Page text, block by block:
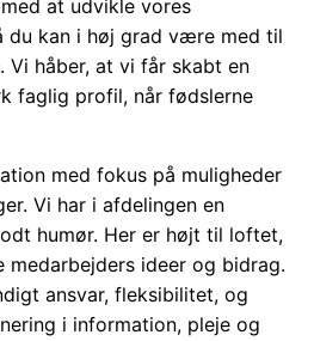
at udvikle vores
du kan i høj grad være med til
håber, at vi får skabt en
faglig profil, når fødslerne
med fokus på muligheder
Vi har i afdelingen en
humør. Her er højt til loftet,
ideer og bidrag.
ansvar, fleksibilitet, og
i information, pleje og